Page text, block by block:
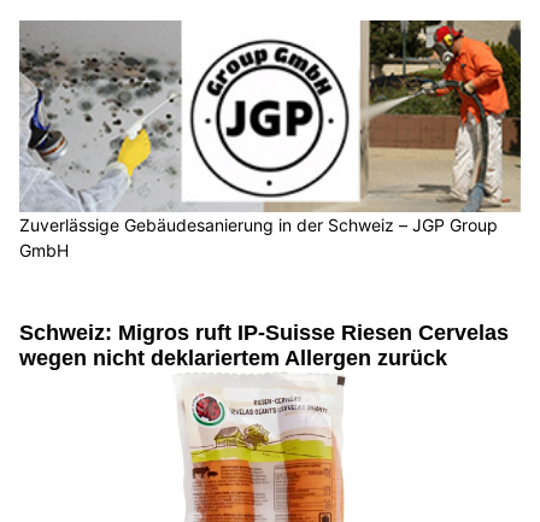
Zuverlässige Gebäudesanierung in der Schweiz – JGP Group
GmbH
Schweiz: Migros ruft IP-Suisse Riesen Cervelas
wegen nicht deklariertem Allergen zurück